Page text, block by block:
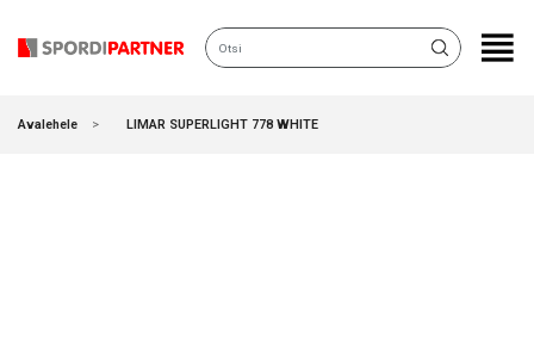
KATEGOORIAD
Avalehele LIMAR SUPERLIGHT 778 WHITE